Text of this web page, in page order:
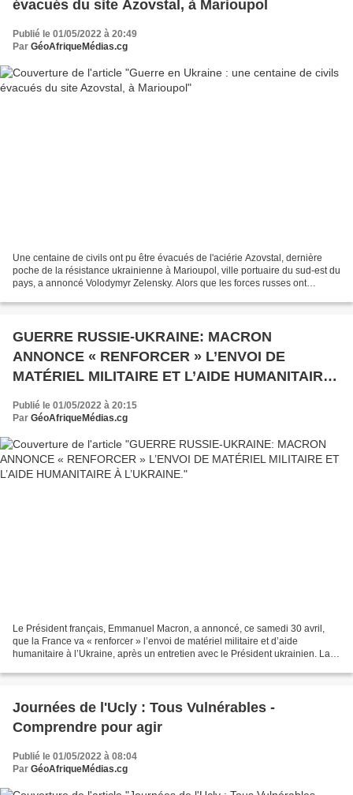
évacués du site Azovstal, à Marioupol
Publié le 01/05/2022 à 20:49
Par GéoAfriqueMédias.cg
Une centaine de civils ont pu être évacués de l'aciérie Azovstal, dernière
poche de la résistance ukrainienne à Marioupol, ville portuaire du sud-est du
pays, a annoncé Volodymyr Zelensky. Alors que les forces russes ont
GUERRE RUSSIE-UKRAINE: MACRON
ANNONCE « RENFORCER » L’ENVOI DE
MATÉRIEL MILITAIRE ET L’AIDE HUMANITAIRE
Publié le 01/05/2022 à 20:15
Par GéoAfriqueMédias.cg
Le Président français, Emmanuel Macron, a annoncé, ce samedi 30 avril,
que la France va « renforcer » l’envoi de matériel militaire et d’aide
humanitaire à l’Ukraine, après un entretien avec le Président ukrainien. La
Journées de l'Ucly : Tous Vulnérables -
Comprendre pour agir
Publié le 01/05/2022 à 08:04
Par GéoAfriqueMédias.cg